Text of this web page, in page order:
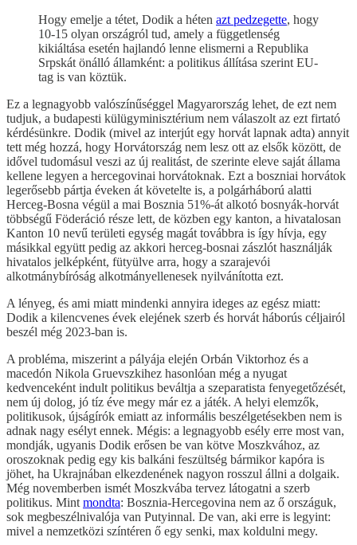
Hogy emelje a tétet, Dodik a héten azt pedzegette, hogy
10-15 olyan országról tud, amely a függetlenség
kikiáltása esetén hajlandó lenne elismerni a Republika
Srpskát önálló államként: a politikus állítása szerint EU-
tag is van köztük.
Ez a legnagyobb valószínűséggel Magyarország lehet, de ezt nem
tudjuk, a budapesti külügyminisztérium nem válaszolt az ezt firtató
kérdésünkre. Dodik (mivel az interjút egy horvát lapnak adta) annyit
tett még hozzá, hogy Horvátország nem lesz ott az elsők között, de
idővel tudomásul veszi az új realitást, de szerinte eleve saját állama
kellene legyen a hercegovinai horvátoknak. Ezt a boszniai horvátok
legerősebb pártja éveken át követelte is, a polgárháború alatti
Herceg-Bosna végül a mai Bosznia 51%-át alkotó bosnyák-horvát
többségű Föderáció része lett, de közben egy kanton, a hivatalosan
Kanton 10 nevű területi egység magát továbbra is így hívja, egy
másikkal együtt pedig az akkori herceg-bosnai zászlót használják
hivatalos jelképként, fütyülve arra, hogy a szarajevói
alkotmánybíróság alkotmányellenesek nyilvánította ezt.
A lényeg, és ami miatt mindenki annyira ideges az egész miatt:
Dodik a kilencvenes évek elejének szerb és horvát háborús céljairól
beszél még 2023-ban is.
A probléma, miszerint a pályája elején Orbán Viktorhoz és a
macedón Nikola Gruevszkihez hasonlóan még a nyugat
kedvenceként indult politikus beváltja a szeparatista fenyegetőzését,
nem új dolog, jó tíz éve megy már ez a játék. A helyi elemzők,
politikusok, újságírók emiatt az informális beszélgetésekben nem is
adnak nagy esélyt ennek. Mégis: a legnagyobb esély erre most van,
mondják, ugyanis Dodik erősen be van kötve Moszkvához, az
oroszoknak pedig egy kis balkáni feszültség bármikor kapóra is
jöhet, ha Ukrajnában elkezdenének nagyon rosszul állni a dolgaik.
Még novemberben ismét Moszkvába tervez látogatni a szerb
politikus. Mint mondta: Bosznia-Hercegovina nem az ő országuk,
sok megbeszélnivalója van Putyinnal. De van, aki erre is legyint:
mivel a nemzetközi színtéren ő egy senki, max koldulni megy.